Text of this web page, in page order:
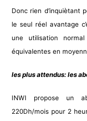
Donc rien d’inquiètant
le seul réel avantage
une utilisation
équivalentes en
les plus attendus: les
INWI propose un
220Dh/mois pour 2